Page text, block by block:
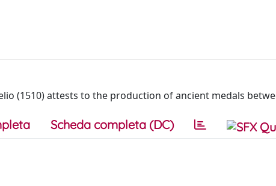
(1510) attests to the production of ancient medals
Scheda completa (DC)